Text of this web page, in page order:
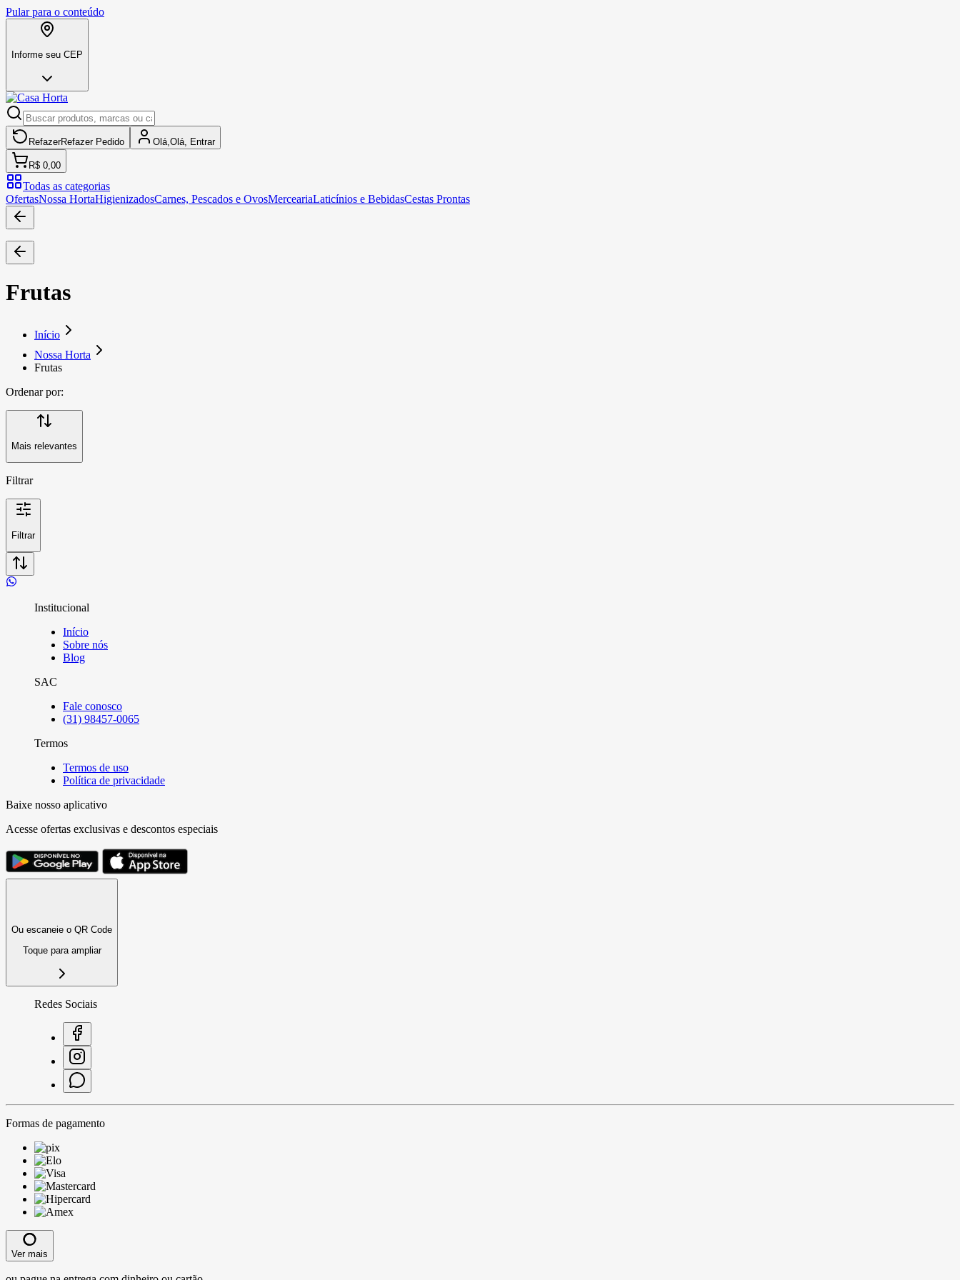
Pular para o conteúdo
Informe seu CEP
RefazerRefazer Pedido Olá, Olá, Entrar
R$ 0,00
Todas as categorias
OfertasNossa HortaHigienizadosCarnes, Pescados e OvosMerceariaLaticínios e BebidasCestas Prontas
Frutas
Início
Nossa Horta
Frutas
Ordenar por:
Mais relevantes
Filtrar
Filtrar
Institucional
Início
Sobre nós
Blog
SAC
Fale conosco
(31) 98457-0065
Termos
Termos de uso
Política de privacidade
Baixe nosso aplicativo
Acesse ofertas exclusivas e descontos especiais
Ou escaneie o QR Code
Toque para ampliar
Redes Sociais
Formas de pagamento
Ver mais